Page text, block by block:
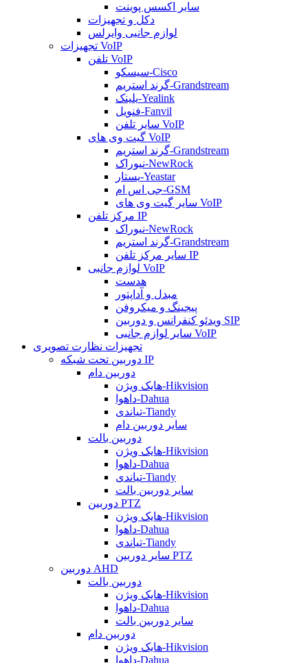
سایر اکسس پوینت
دکل و تجهیزات
لوازم جانبی وایرلس
تجهیزات VoIP
تلفن VoIP
سیسکو-Cisco
گرند استریم-Grandstream
یلینک-Yealink
فنویل-Fanvil
سایر تلفن VoIP
گیت وی های VoIP
گرند استریم-Grandstream
نیوراک-NewRock
یستار-Yeastar
جی اس ام-GSM
سایر گیت وی های VoIP
مرکز تلفن IP
نیوراک-NewRock
گرند استریم-Grandstream
سایر مرکز تلفن IP
لوازم جانبی VoIP
هدست
مبدل و آداپتور
پیجینگ و میکروفن
ویدئو کنفرانس و دوربین SIP
سایر لوازم جانبی VoIP
تجهیزات نظارت تصویری
دوربین تحت شبکه IP
دوربین دام
هایک ویژن-Hikvision
داهوا-Dahua
تیاندی-Tiandy
سایر دوربین دام
دوربین بالت
هایک ویژن-Hikvision
داهوا-Dahua
تیاندی-Tiandy
سایر دوربین بالت
دوربین PTZ
هایک ویژن-Hikvision
داهوا-Dahua
تیاندی-Tiandy
سایر دوربین PTZ
دوربین AHD
دوربین بالت
هایک ویژن-Hikvision
داهوا-Dahua
سایر دوربین بالت
دوربین دام
هایک ویژن-Hikvision
داهوا-Dahua